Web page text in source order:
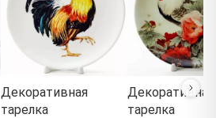
Декоративная
тарелка
Декоративная
тарелка